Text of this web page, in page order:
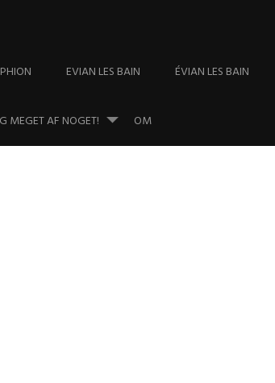
EVIAN LES BAIN ÉVIAN LES BAIN
MEGET AF NOGET! OM